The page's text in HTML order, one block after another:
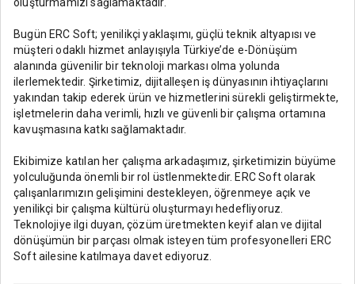
Bugün ERC Soft; yenilikçi yaklaşımı, güçlü teknik altyapısı ve
müşteri odaklı hizmet anlayışıyla Türkiye’de e-Dönüşüm
alanında güvenilir bir teknoloji markası olma yolunda
ilerlemektedir. Şirketimiz, dijitalleşen iş dünyasının ihtiyaçlarını
yakından takip ederek ürün ve hizmetlerini sürekli geliştirmekte,
işletmelerin daha verimli, hızlı ve güvenli bir çalışma ortamına
kavuşmasına katkı sağlamaktadır.
Ekibimize katılan her çalışma arkadaşımız, şirketimizin büyüme
yolculuğunda önemli bir rol üstlenmektedir. ERC Soft olarak
çalışanlarımızın gelişimini destekleyen, öğrenmeye açık ve
yenilikçi bir çalışma kültürü oluşturmayı hedefliyoruz.
Teknolojiye ilgi duyan, çözüm üretmekten keyif alan ve dijital
dönüşümün bir parçası olmak isteyen tüm profesyonelleri ERC
Soft ailesine katılmaya davet ediyoruz.